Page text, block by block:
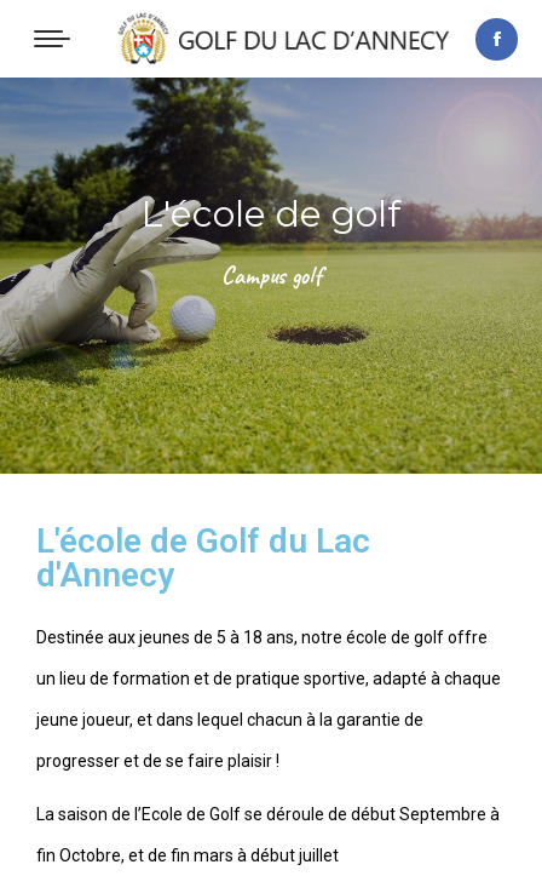
L'école de golf
Campus golf
L'école de Golf du Lac
d'Annecy
Destinée aux jeunes de 5 à 18 ans, notre école de golf offre
un lieu de formation et de pratique sportive, adapté à chaque
jeune joueur, et dans lequel chacun à la garantie de
progresser et de se faire plaisir !
La saison de l’Ecole de Golf se déroule de début Septembre à
fin Octobre, et de fin mars à début juillet